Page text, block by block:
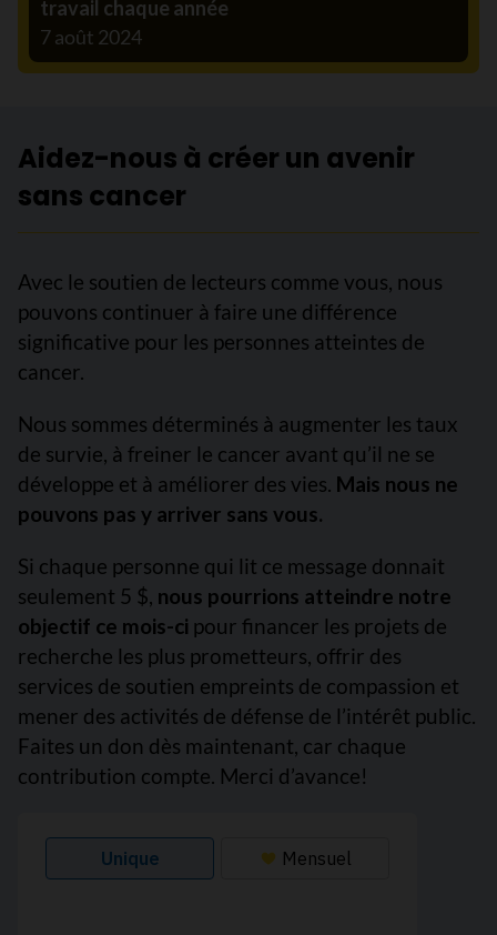
travail chaque année
7 août 2024
Aidez-nous à créer un avenir
sans cancer
Avec le soutien de lecteurs comme vous, nous
pouvons continuer à faire une différence
significative pour les personnes atteintes de
cancer.
Nous sommes déterminés à augmenter les taux
de survie, à freiner le cancer avant qu’il ne se
développe et à améliorer des vies. Mais nous ne
pouvons pas y arriver sans vous.
Si chaque personne qui lit ce message donnait
seulement 5 $, nous pourrions atteindre notre
objectif ce mois-ci pour financer les projets de
recherche les plus prometteurs, offrir des
services de soutien empreints de compassion et
mener des activités de défense de l’intérêt public.
Faites un don dès maintenant, car chaque
contribution compte. Merci d’avance!